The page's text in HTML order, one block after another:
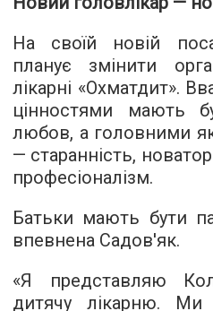
На своїй новій
планує змінити
лікарні «Охматдит».
цінностями мають
любов, а головними
— старанність,
професіоналізм.
Батьки мають бути
впевнена Садов'як.
«Я представляю
дитячу лікарню.